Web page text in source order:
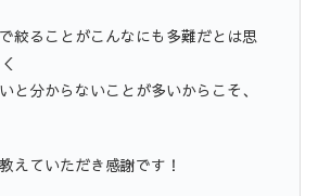
絞ることがこんなにも多難だとは思
と分からないことが多いからこそ、
えていただき感謝です！